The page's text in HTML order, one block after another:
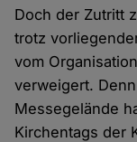
Doch der Zutritt
trotz
vom
verweigert.
Messegelände
Kirchentags der